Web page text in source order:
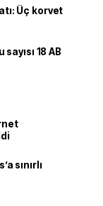
Üç korvet
18 AB
sınırlı